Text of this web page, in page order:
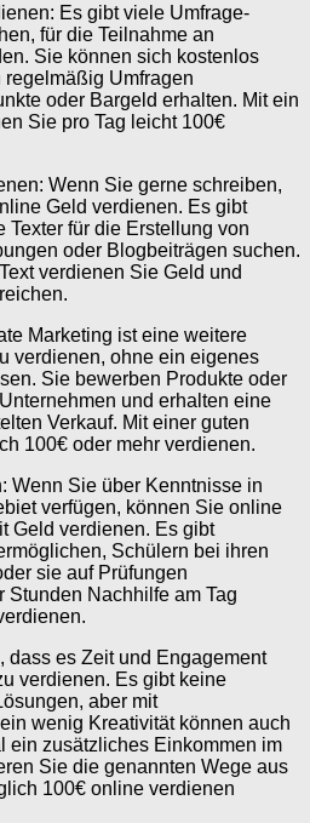
Es gibt viele Umfrage-
für die Teilnahme an
Sie können sich kostenlos
Umfragen
oder Bargeld erhalten. Mit ein
Sie pro Tag leicht 100€
Wenn Sie gerne schreiben,
Geld verdienen. Es gibt
Texter für die Erstellung von
oder Blogbeiträgen suchen.
verdienen Sie Geld und
Marketing ist eine weitere
verdienen, ohne ein eigenes
Sie bewerben Produkte oder
und erhalten eine
Verkauf. Mit einer guten
100€ oder mehr verdienen.
Wenn Sie über Kenntnisse in
verfügen, können Sie online
Geld verdienen. Es gibt
Schülern bei ihren
sie auf Prüfungen
Stunden Nachhilfe am Tag
dass es Zeit und Engagement
verdienen. Es gibt keine
aber mit
wenig Kreativität können auch
ein zusätzliches Einkommen im
Sie die genannten Wege aus
100€ online verdienen